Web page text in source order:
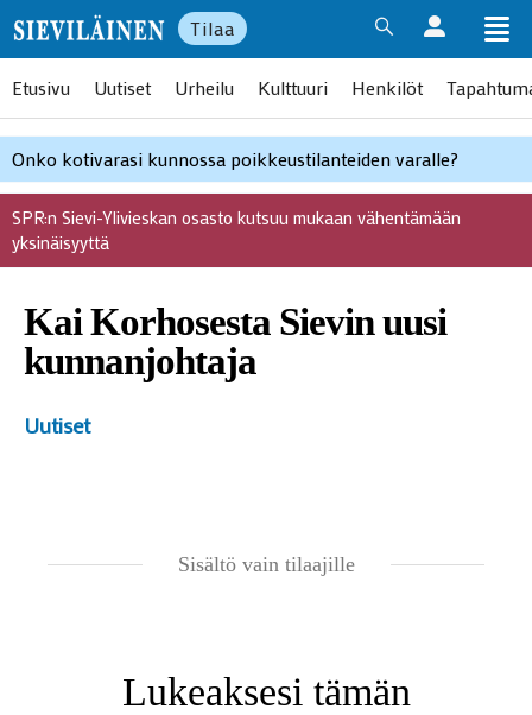
Tilaa
Etusivu Uutiset Urheilu Kulttuuri Henkilöt
Onko kotivarasi kunnossa poikkeustilanteiden varalle?
SPR:n Sievi-Ylivieskan osasto kutsuu mukaan vähentämään
yksinäisyyttä
Kai Korhosesta Sievin uusi
kunnanjohtaja
Uutiset
Sisältö vain tilaajille
Lukeaksesi tämän